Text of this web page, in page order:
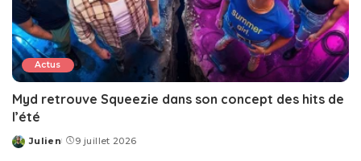
Actus
Myd retrouve Squeezie dans son concept des hits de
l’été
Posted
Julien 9 juillet 2026